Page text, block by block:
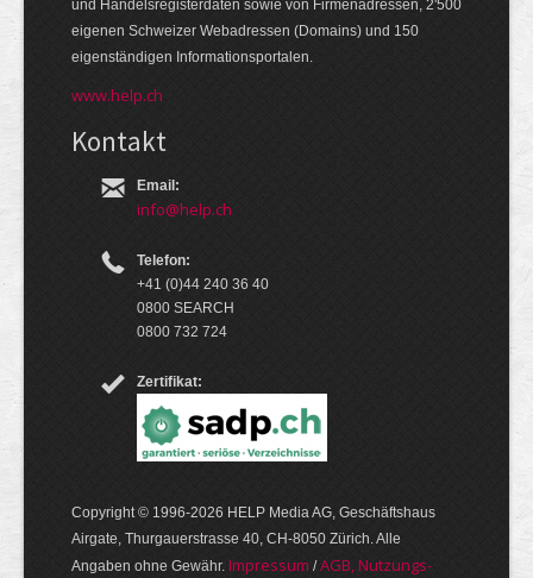
und Handels­register­daten so­wie von Firmen­adressen, 2'500
eige­nen Schweizer Web­adressen (Domains) und 150
eigen­ständigen Infor­mations­por­talen.
www.help.ch
Kontakt
Email:
info@help.ch
Telefon:
+41 (0)44 240 36 40
0800 SEARCH
0800 732 724
Zertifikat:
Copyright © 1996-2026 HELP Media AG, Geschäftshaus
Airgate, Thurgauer­strasse 40, CH-8050 Zürich. Alle
Angaben ohne Gewähr. Im­pres­sum /AGB, Nut­zungs­